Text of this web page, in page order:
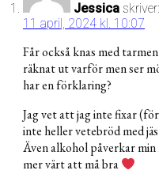
Jessica skriver:
11 april, 2024 kl. 10:07
Får också knas med
räknat ut varför men ser
har en förklaring?
Jag vet att jag inte fixar
inte heller vetebröd med
Även alkohol påverkar
mer värt att må bra